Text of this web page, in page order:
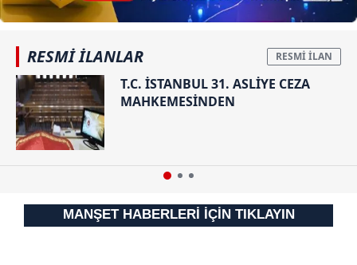
verileriniz işlenmekte olup gerekli olan çerezler bilgi
toplumu hizmetlerinin sunulması amacıyla
kullanılmaktadır. Diğer çerezler, sitemizin daha işlevsel
kılınması ve kişiselleştirilmesi ve sizlere yönelik
reklam/pazarlama faaliyetlerinin yapılması, amaçlarıyla
sınırlı olarak açık rızanız dahilinde kullanılacaktır.
Çerezlere ilişkin tercihlerinizi aşağıda yer alan panel
için Ayarlar butonuna tıklayabilir,
RESMİ İLANLAR
T.C. İSTANBUL 31. ASLİYE CEZA
MAHKEMESİNDEN
MANŞET HABERLERİ İÇİN TIKLAYIN